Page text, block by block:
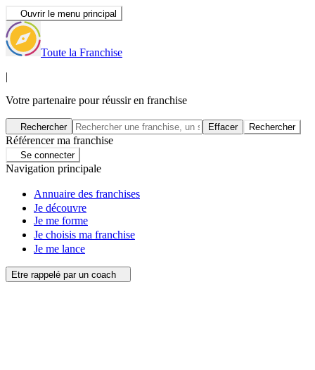
Ouvrir le menu principal
Toute la Franchise
|
Votre partenaire pour réussir en franchise
Rechercher Effacer Rechercher
Référencer ma franchise
Se connecter
Navigation principale
Annuaire des franchises
Je découvre
Je me forme
Je choisis ma franchise
Je me lance
Etre rappelé par un coach